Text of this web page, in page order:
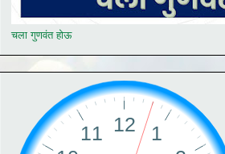
चला गुणवंत होऊ